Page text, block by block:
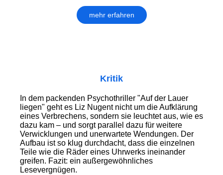
mehr erfahren
Kritik
In dem packenden Psychothriller "Auf der Lauer
liegen" geht es Liz Nugent nicht um die Aufklärung
eines Verbrechens, sondern sie leuchtet aus, wie es
dazu kam – und sorgt parallel dazu für weitere
Verwicklungen und unerwartete Wendungen. Der
Aufbau ist so klug durchdacht, dass die einzelnen
Teile wie die Räder eines Uhrwerks ineinander
greifen. Fazit: ein außergewöhnliches
Lesevergnügen.